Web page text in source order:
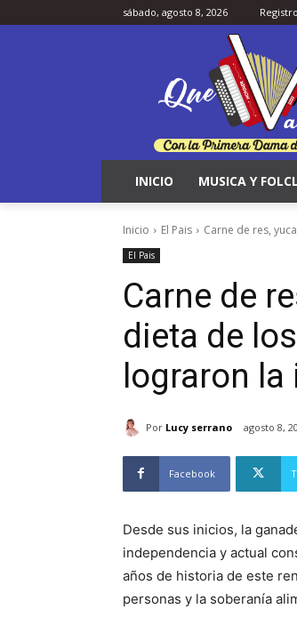
sábado, agosto 8, 2026
INICIO MUSICA Y
Inicio El Pais Carne de res,
El Pais
Carne de
dieta de
lograron
Por Lucy serrano agosto 8,
Facebook
Desde sus inicios, la
independencia y actual
años de historia de este
personas y la soberanía